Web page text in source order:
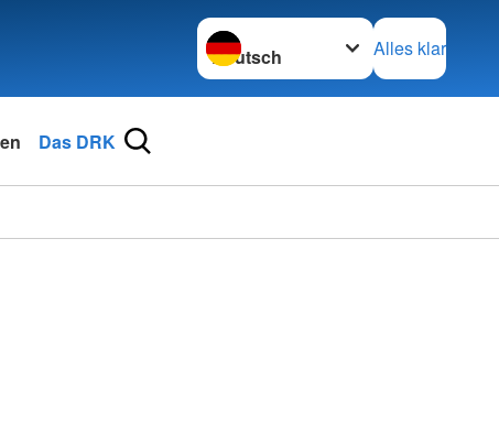
Sprache wechseln zu
Alles klar
Das DRK